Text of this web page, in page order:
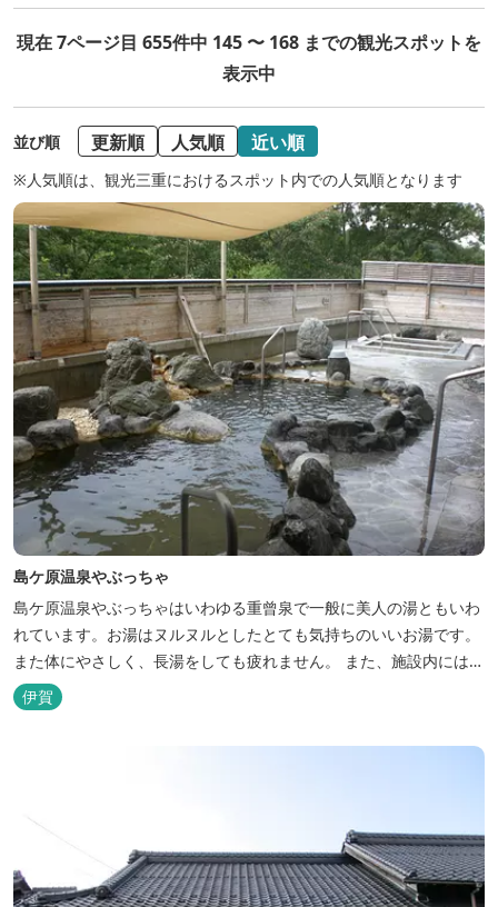
現在 7ページ目 655件中 145 〜 168 までの観光スポットを
表示中
並び順 更新順 人気順 近い順
※人気順は、観光三重におけるスポット内での人気順となります
島ケ原温泉やぶっちゃ
島ケ原温泉やぶっちゃはいわゆる重曾泉で一般に美人の湯ともいわ
れています。お湯はヌルヌルとしたとても気持ちのいいお湯です。
また体にやさしく、長湯をしても疲れません。 また、施設内にはオ
ートキャンプ場、デイキャンプ場、テニスコート、水遊び場（夏季
限定）、こんにゃくやパン作りの体験できる工房などがあります。
木津川（鯛ケ瀬）のほとりにある美しい自然を生かしたオートキャ
伊賀